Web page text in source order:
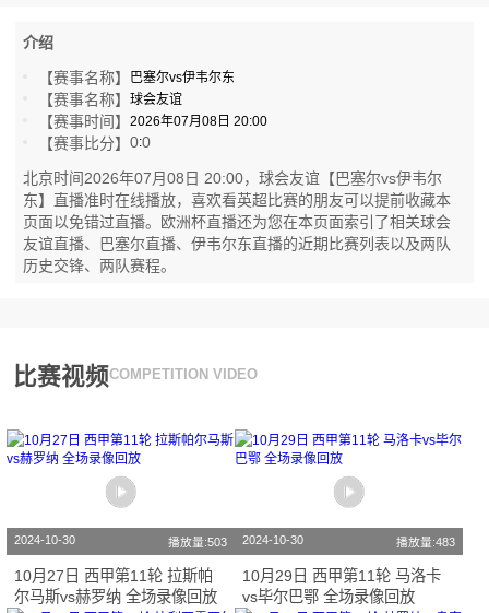
介绍
【赛事名称】
巴塞尔vs伊韦尔东
【赛事名称】球会友谊
【赛事时间】2026年07月08日 20:00
【赛事比分】0:0
北京时间2026年07月08日 20:00，球会友谊【巴塞尔vs伊韦尔
东】直播准时在线播放，喜欢看英超比赛的朋友可以提前收藏本
页面以免错过直播。欧洲杯直播还为您在本页面索引了相关球会
友谊直播、巴塞尔直播、伊韦尔东直播的近期比赛列表以及两队
历史交锋、两队赛程。
比赛视频COMPETITION VIDEO
2024-10-30 播放量:503
10月27日 西甲第11轮 拉斯帕
尔马斯vs赫罗纳 全场录像回放
2024-10-30 播放量:483
10月29日 西甲第11轮 马洛卡
vs毕尔巴鄂 全场录像回放